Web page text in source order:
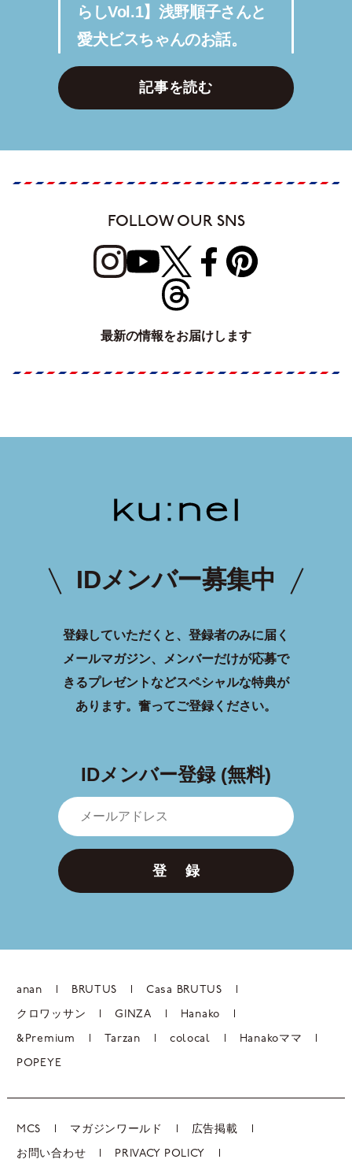
らしVol.1】浅野順子さんと
愛犬ビスちゃんのお話。
記事を読む
FOLLOW OUR SNS
最新の情報をお届けします
IDメンバー募集中
登録していただくと、登録者のみに届く
メールマガジン、メンバーだけが応募で
きるプレゼントなどスペシャルな特典が
あります。 奮ってご登録ください。
IDメンバー登録 (無料)
登 録
anan BRUTUS Casa BRUTUS
クロワッサン GINZA Hanako
&Premium Tarzan colocal Hanakoママ
POPEYE
MCS マガジンワールド 広告掲載
お問い合わせ PRIVACY POLICY